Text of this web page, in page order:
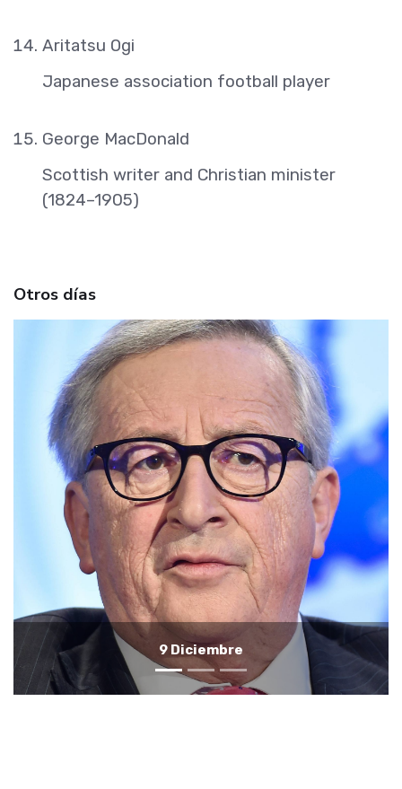
Aritatsu Ogi
Japanese association football player
George MacDonald
Scottish writer and Christian minister
(1824–1905)
Otros días
8 Diciembre